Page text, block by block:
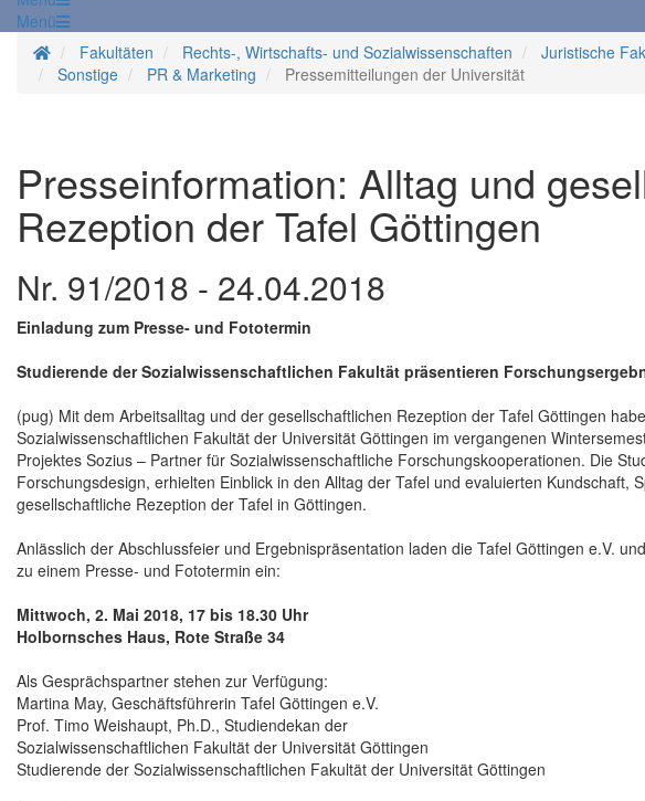
Menü
StartseiteFakultäten Rechts-, Wirtschafts- und Sozialwissenschaften Juristische
Sonstige
PR & Marketing Pressemitteilungen der Universität
Presseinformation: Alltag und
Rezeption der Tafel Göttingen
Nr. 91/2018 - 24.04.2018
Einladung zum Presse- und Fototermin
Studierende der Sozialwissenschaftlichen Fakultät präsentieren
(pug) Mit dem Arbeitsalltag und der gesellschaftlichen Rezeption der Tafel Göttingen
Sozialwissenschaftlichen Fakultät der Universität Göttingen im vergangenen
Projektes Sozius – Partner für Sozialwissenschaftliche Forschungskooperationen. Die
Forschungsdesign, erhielten Einblick in den Alltag der Tafel und evaluierten Kundschaft,
gesellschaftliche Rezeption der Tafel in Göttingen.
Anlässlich der Abschlussfeier und Ergebnispräsentation laden die Tafel Göttingen e.V.
zu einem Presse- und Fototermin ein:
Mittwoch, 2. Mai 2018, 17 bis 18.30 Uhr
Holbornsches Haus, Rote Straße 34
Als Gesprächspartner stehen zur Verfügung:
Martina May, Geschäftsführerin Tafel Göttingen e.V.
Prof. Timo Weishaupt, Ph.D., Studiendekan der
Sozialwissenschaftlichen Fakultät der Universität Göttingen
Studierende der Sozialwissenschaftlichen Fakultät der Universität Göttingen